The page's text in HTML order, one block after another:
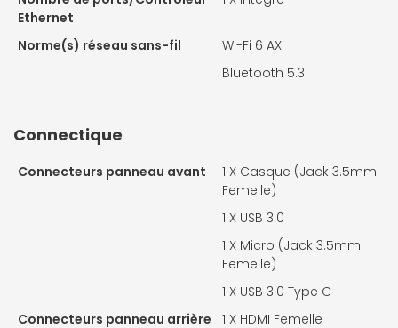
Ethernet
Norme(s) réseau sans-fil
Wi-Fi 6 AX
Bluetooth 5.3
Connectique
Connecteurs panneau avant 1 X Casque (Jack 3.5mm
Femelle)
1 X USB 3.0
1 X Micro (Jack 3.5mm
Femelle)
1 X USB 3.0 Type C
Connecteurs panneau arrière
1 X HDMI Femelle